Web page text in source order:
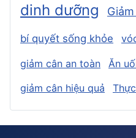
dinh dưỡng
bí quyết sống khỏe
giảm cân an toàn
Ăn
giảm cân hiệu quả